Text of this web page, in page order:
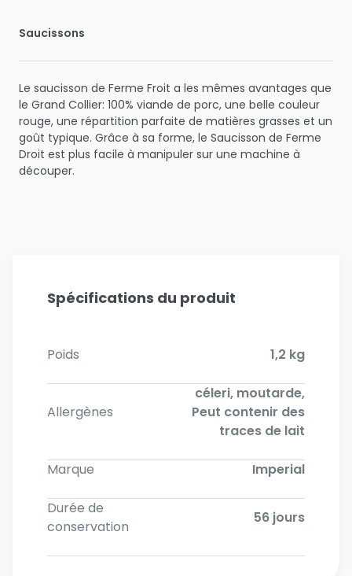
Saucissons
Le saucisson de Ferme Froit a les mêmes avantages que
le Grand Collier: 100% viande de porc, une belle couleur
rouge, une répartition parfaite de matières grasses et un
goût typique. Grâce à sa forme, le Saucisson de Ferme
Droit est plus facile à manipuler sur une machine à
découper.
Spécifications du produit
Poids 1,2 kg
Allergènes
céleri, moutarde,
Peut contenir des
traces de lait
Marque Imperial
Durée de
conservation
56 jours